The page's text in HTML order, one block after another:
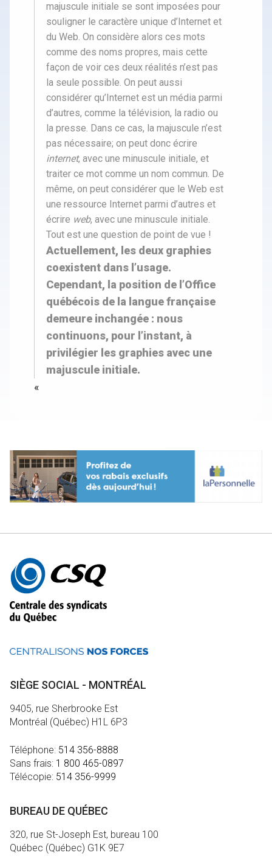
majuscule initiale se sont imposées pour
souligner le caractère unique d’Internet et
du Web. On considère alors ces mots
comme des noms propres, mais cette
façon de voir ces deux réalités n’est pas
la seule possible. On peut aussi
considérer qu’Internet est un média parmi
d’autres, comme la télévision, la radio ou
la presse. Dans ce cas, la majuscule n’est
pas nécessaire; on peut donc écrire
internet, avec une minuscule initiale, et
traiter ce mot comme un nom commun. De
même, on peut considérer que le Web est
une ressource Internet parmi d’autres et
écrire web, avec une minuscule initiale.
Tout est une question de point de vue !
Actuellement, les deux graphies
coexistent dans l’usage.
Cependant, la position de l’Office
québécois de la langue française
demeure inchangée : nous
continuons, pour l’instant, à
privilégier les graphies avec une
majuscule initiale.
«
Autres
informations
SIÈGE SOCIAL - MONTRÉAL
9405, rue Sherbrooke Est
Montréal (Québec) H1L 6P3
Téléphone: 514 356-8888
Sans frais: 1 800 465-0897
Télécopie: 514 356-9999
BUREAU DE QUÉBEC
320, rue St-Joseph Est, bureau 100
Québec (Québec) G1K 9E7